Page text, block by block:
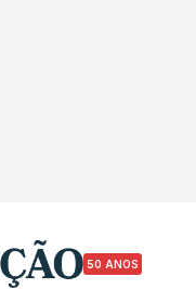
50 ANOS